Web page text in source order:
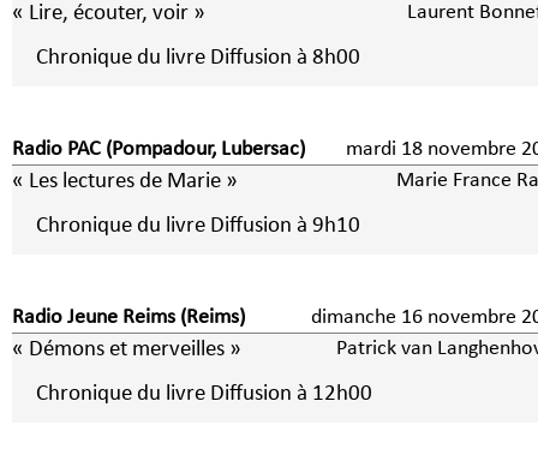
« Lire, écouter, voir » Laurent
Chronique du livre Diffusion à 8h00
Radio PAC (Pompadour, Lubersac) mardi 18 novembre
« Les lectures de Marie » Marie France
Chronique du livre Diffusion à 9h10
Radio Jeune Reims (Reims) dimanche 16 novembre
« Démons et merveilles » Patrick van
Chronique du livre Diffusion à 12h00